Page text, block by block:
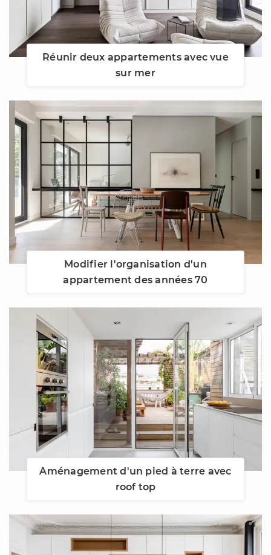
Réunir deux appartements avec vue
sur mer
Modifier l'organisation d'un
appartement des années 70
Aménagement d'un pied à terre avec
roof top